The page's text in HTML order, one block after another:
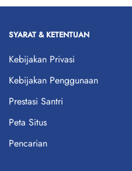
SYARAT & KETENTUAN
Kebijakan Privasi
Kebijakan Penggunaan
Prestasi Santri
Peta Situs
Pencarian